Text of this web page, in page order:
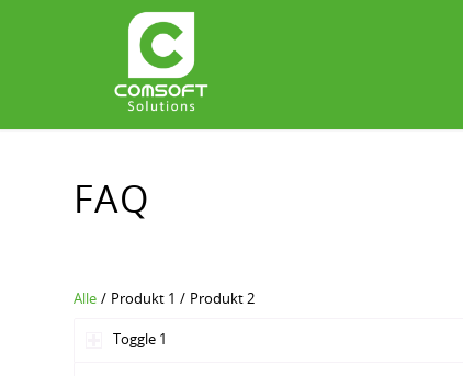
FAQ
Alle / Produkt 1 / Produkt 2
Toggle 1